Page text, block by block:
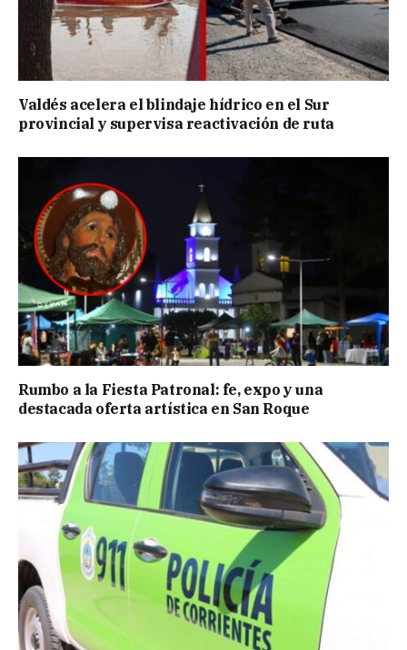
Valdés acelera el blindaje hídrico en el Sur
provincial y supervisa reactivación de ruta
Rumbo a la Fiesta Patronal: fe, expo y una
destacada oferta artística en San Roque